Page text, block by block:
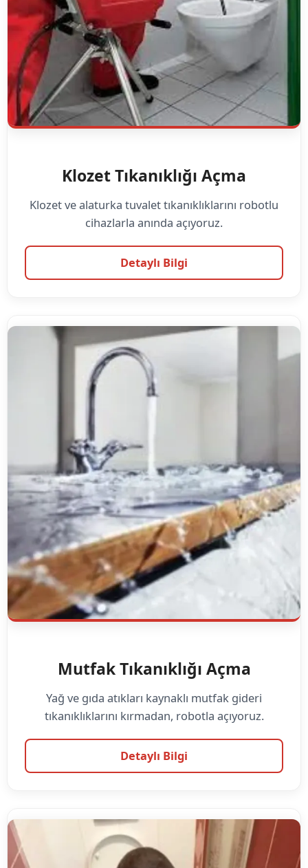
Klozet Tıkanıklığı Açma
Klozet ve alaturka tuvalet tıkanıklıklarını robotlu
cihazlarla anında açıyoruz.
Detaylı Bilgi
Mutfak Tıkanıklığı Açma
Yağ ve gıda atıkları kaynaklı mutfak gideri
tıkanıklıklarını kırmadan, robotla açıyoruz.
Detaylı Bilgi